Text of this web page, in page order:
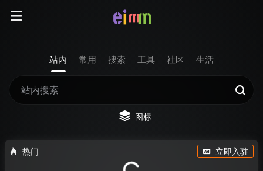
站内 常用 搜索 工具 社区 生活
图标
热门 立即入驻